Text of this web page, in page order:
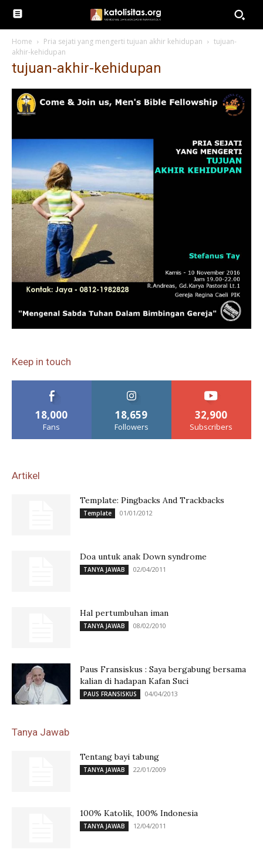
Home Pria sejati yang mengerti tujuan akhir kehidupan
tujuan-
akhir-kehidupan
tujuan-akhir-kehidupan
Keep in touch
18,000
Fans
18,659
Followers
32,900
Subscribers
Artikel
Template: Pingbacks And Trackbacks
Template 01/01/2012
Doa untuk anak Down syndrome
TANYA JAWAB 02/04/2011
Hal pertumbuhan iman
TANYA JAWAB 08/02/2010
Paus Fransiskus : Saya bergabung bersama
kalian di hadapan Kafan Suci
PAUS FRANSISKUS 04/04/2013
Tanya Jawab
Tentang bayi tabung
TANYA JAWAB 22/01/2009
100% Katolik, 100% Indonesia
TANYA JAWAB 12/04/2011